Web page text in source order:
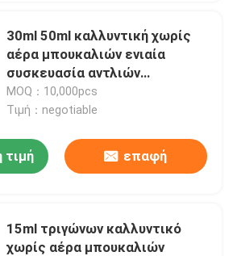
30ml 50ml καλλυντική χωρίς
αέρα μπουκαλιών ενιαία
συσκευασία αντλιών
στρώματος SAN χωρίς αέρα
MOQ：10,000pcs
Τιμή：negotiable
τιμή επαφή
15ml τριγώνων καλλυντικό
χωρίς αέρα μπουκαλιών